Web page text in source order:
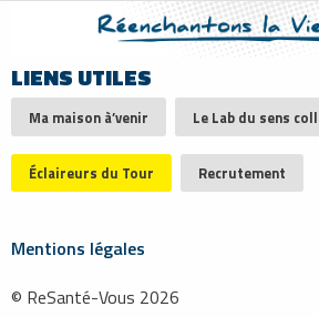
LIENS UTILES
Ma maison à’venir Le Lab du sens
Éclaireurs du Tour Recrutement
Mentions légales
© ReSanté-Vous 2026